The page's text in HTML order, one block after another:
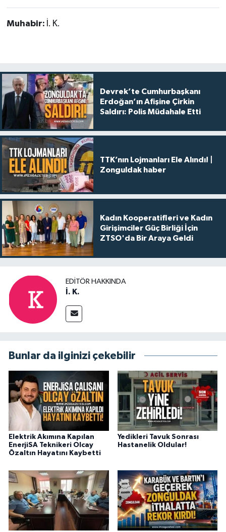
Muhabir: İ. K.
Devrek’te Cumhurbaşkanı
Erdoğan’ın Afişine Çirkin
Saldırı: Polis Müdahale Etti
TTK’nın Lojmanları Ele Alındı! |
Zonguldak haber
Kadın Kooperatifleri ve Kadın
Girişimciler Güç Birliği İçin
ZTSO'da Bir Araya Geldi
EDITÖR HAKKINDA
İ. K.
Bunlar da ilginizi çekebilir
Elektrik Akımına Kapılan
EnerjiSA Teknikeri Olcay
Özaltın Hayatını Kaybetti
Yedikleri Tavuk Sonrası
Hastanelik Oldular!